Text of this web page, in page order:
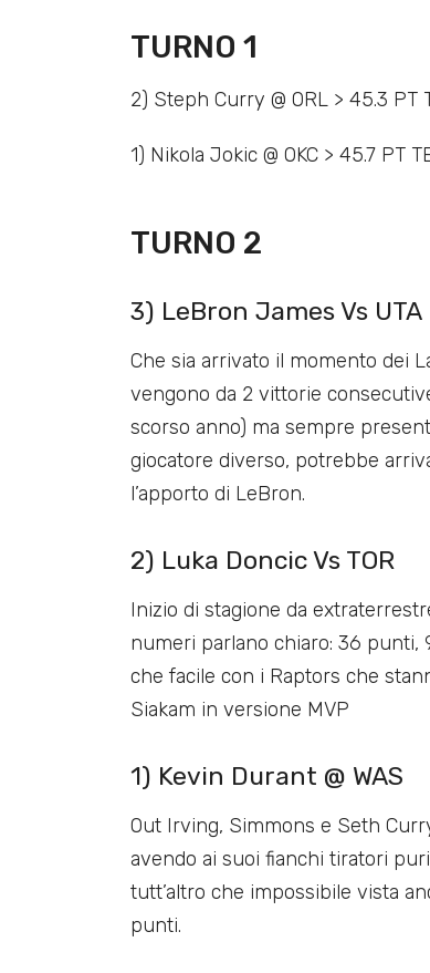
TURNO 1
2) Steph Curry @ ORL > 45.3 PT
1) Nikola Jokic @ OKC > 45.7 PT
TURNO 2
3) LeBron James Vs UTA
Che sia arrivato il momento dei
vengono da 2 vittorie
scorso anno) ma sempre
giocatore diverso, potrebbe
l’apporto di LeBron.
2) Luka Doncic Vs TOR
Inizio di stagione da
numeri parlano chiaro: 36 punti,
che facile con i Raptors che
Siakam in versione MVP
1) Kevin Durant @ WAS
Out Irving, Simmons e Seth
avendo ai suoi fianchi tiratori
tutt’altro che impossibile vista
punti.